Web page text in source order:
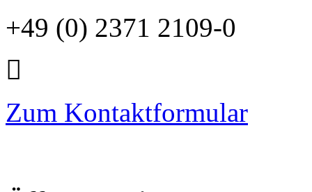
+49 (0) 2371 2109-0
Zum Kontaktformular